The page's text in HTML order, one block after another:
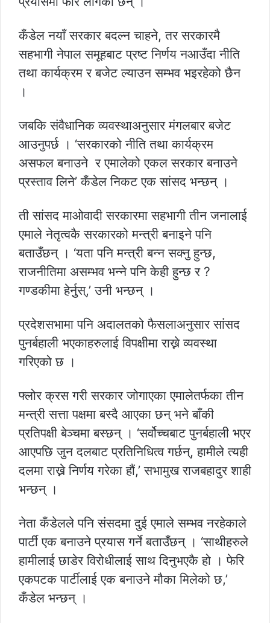
कँडेल नयाँ सरकार बदल्न चाहने, तर सरकारमै
सहभागी नेपाल समूहबाट प्रष्ट निर्णय नआउँदा नीति
तथा कार्यक्रम र बजेट ल्याउन सम्भव भइरहेको छैन
।
जबकि संवैधानिक व्यवस्थाअनुसार मंगलबार बजेट
आउनुपर्छ । ‘सरकारको नीति तथा कार्यक्रम
असफल बनाउने र एमालेको एकल सरकार बनाउने
प्रस्ताव लिने’ कँडेल निकट एक सांसद भन्छन् ।
ती सांसद माओवादी सरकारमा सहभागी तीन जनालाई
एमाले नेतृत्वकै सरकारको मन्त्री बनाइने पनि
बताउँछन् । ‘यता पनि मन्त्री बन्न सक्नु हुन्छ,
राजनीतिमा असम्भव भन्ने पनि केही हुन्छ र ?
गण्डकीमा हेर्नुुस्,’ उनी भन्छन् ।
प्रदेशसभामा पनि अदालतको फैसलाअनुसार सांसद
पुनर्बहाली भएकाहरुलाई विपक्षीमा राख्ने व्यवस्था
गरिएको छ ।
फ्लोर क्रस गरी सरकार जोगाएका एमालेतर्फका तीन
मन्त्री सत्ता पक्षमा बस्दै आएका छन् भने बाँकी
प्रतिपक्षी बेञ्चमा बस्छन् । ‘सर्वोच्चबाट पुनर्बहाली भएर
आएपछि जुन दलबाट प्रतिनिधित्व गर्छन्, हामीले त्यही
दलमा राख्ने निर्णय गरेका हौं,’ सभामुख राजबहादुर शाही
भन्छन् ।
नेता कँडेलले पनि संसदमा दुई एमाले सम्भव नरहेकाले
पार्टी एक बनाउने प्रयास गर्ने बताउँछन् । ‘साथीहरुले
हामीलाई छाडेर विरोधीलाई साथ दिनुभएकै हो । फेरि
एकपटक पार्टीलाई एक बनाउने मौका मिलेको छ,’
कँडेल भन्छन् ।